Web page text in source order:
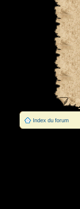
Index du forum